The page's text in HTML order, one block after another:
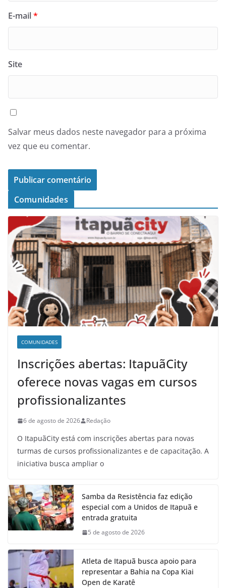
E-mail*
Site
Salvar meus dados neste navegador para a próxima
vez que eu comentar.
Comunidades
COMUNIDADES
Inscrições abertas: ItapuãCity
oferece novas vagas em cursos
profissionalizantes
6 de agosto de 2026 Redação
O ItapuãCity está com inscrições abertas para novas
turmas de cursos profissionalizantes e de capacitação. A
iniciativa busca ampliar o
Samba da Resistência faz edição
especial com a Unidos de Itapuã e
entrada gratuita
5 de agosto de 2026
Atleta de Itapuã busca apoio para
representar a Bahia na Copa Kiai
Open de Karatê